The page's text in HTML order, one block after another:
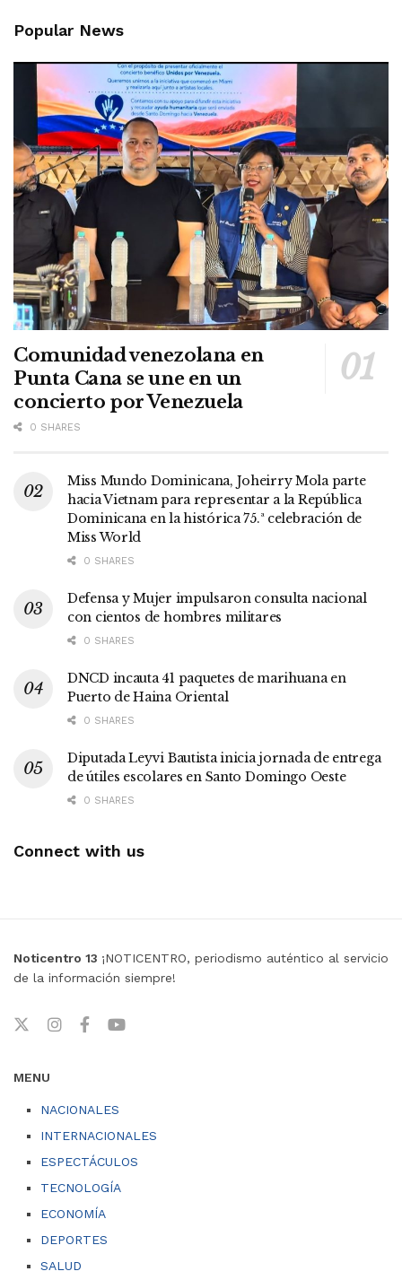
Popular News
Comunidad venezolana en
Punta Cana se une en un
concierto por Venezuela
0 SHARES
Miss Mundo Dominicana, Joheirry Mola parte
hacia Vietnam para representar a la República
Dominicana en la histórica 75.ª celebración de
Miss World
0 SHARES
Defensa y Mujer impulsaron consulta nacional
con cientos de hombres militares
0 SHARES
DNCD incauta 41 paquetes de marihuana en
Puerto de Haina Oriental
0 SHARES
Diputada Leyvi Bautista inicia jornada de entrega
de útiles escolares en Santo Domingo Oeste
0 SHARES
Connect with us
Noticentro 13 ¡NOTICENTRO, periodismo auténtico al servicio
de la información siempre!
MENU
NACIONALES
INTERNACIONALES
ESPECTÁCULOS
TECNOLOGÍA
ECONOMÍA
DEPORTES
SALUD